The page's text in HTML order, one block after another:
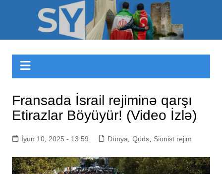
Sizinyol.org
Fransada İsrail rejiminə qarşı
Etirazlar Böyüyür! (Video İzlə)
İyun 10, 2025 - 13:59 Dünya Qüds, Sionist rejim